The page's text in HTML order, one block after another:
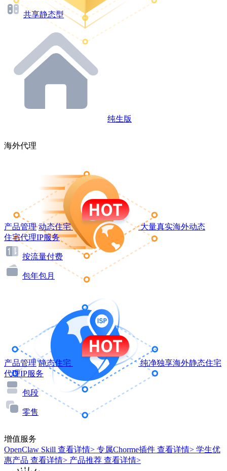
共享静态型
纯生版
海外代理
产品管理 动态住宅
大量真实海外动态
住宅代理IP服务
按流量付费
包年包月
产品管理 静态住宅
纯净独享海外静态住宅
代理IP服务
包段
零售
增值服务
OpenClaw Skill 查看详情> 专属Chorme插件 查看详情> 学生优
惠产品 查看详情> 产品推荐 查看详情>